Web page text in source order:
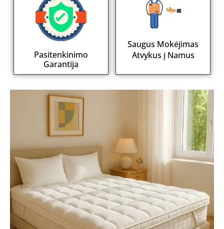
Pasitenkinimo
Garantija
Saugus Mokėjimas
Atvykus į Namus